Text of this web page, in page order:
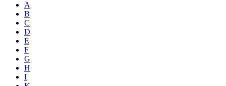
A
B
C
D
E
F
G
H
I